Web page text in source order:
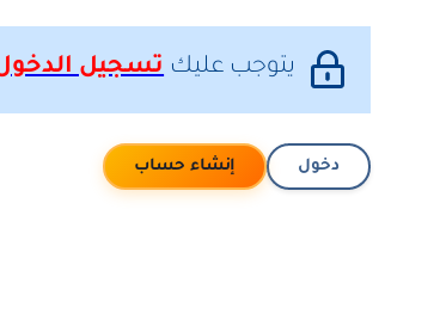
يتوجب عليك تسجيل
دخول إنشاء حساب